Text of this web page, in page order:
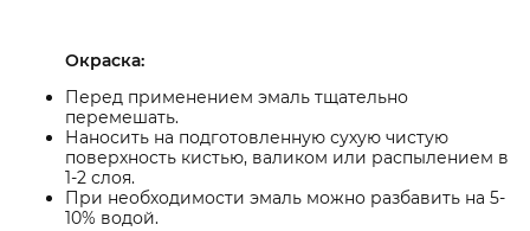
Окраска:
Перед применением эмаль тщательно
перемешать.
Наносить на подготовленную сухую чистую
поверхность кистью, валиком или распылением в
1-2 слоя.
При необходимости эмаль можно разбавить на 5-
10% водой.